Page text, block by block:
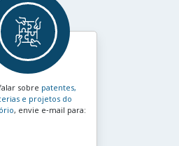
sobre patentes,
e projetos do
, envie e‑mail para: